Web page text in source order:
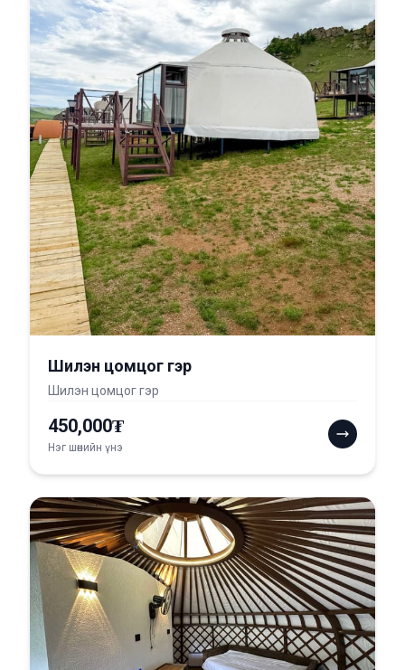
Шилэн цомцог гэр
Шилэн цомцог гэр
450,000₮
Нэг шөнийн үнэ